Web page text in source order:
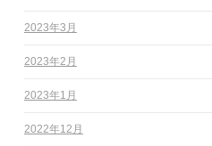
2023年3月
2023年2月
2023年1月
2022年12月